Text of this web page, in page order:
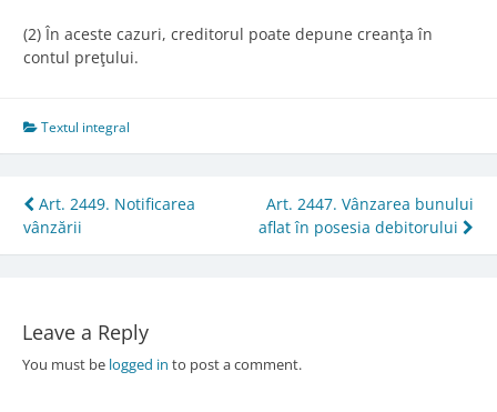
(2) În aceste cazuri, creditorul poate depune creanţa în
contul preţului.
Textul integral
Post
navigation
Art. 2449. Notificarea
vânzării
Art. 2447. Vânzarea bunului
aflat în posesia debitorului
Leave a Reply
You must be logged in to post a comment.